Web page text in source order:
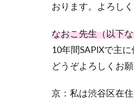
おります。よろし
なおこ先生（以下
10年間SAPIXで主に
どうぞよろしくお
京：私は渋谷区在